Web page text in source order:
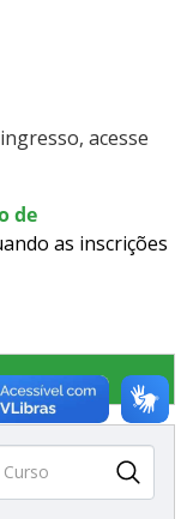
acesse
de
as inscrições
cursos